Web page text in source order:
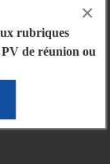
rubriques
PV de réunion ou
×